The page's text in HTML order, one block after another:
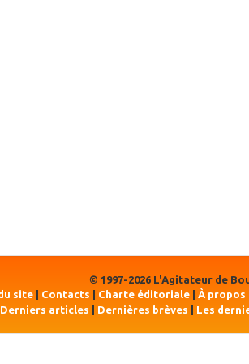
© 1997-2026 L'Agitateur de
site Contacts Charte éditoriale À
Derniers articles | Dernières brèves | Les